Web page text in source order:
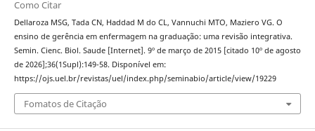
Como Citar
Dellaroza MSG, Tada CN, Haddad M do CL, Vannuchi MTO, Maziero VG. O
ensino de gerência em enfermagem na graduação: uma revisão integrativa.
Semin. Cienc. Biol. Saude [Internet]. 9º de março de 2015 [citado 10º de agosto
de 2026];36(1Supl):149-58. Disponível em:
https://ojs.uel.br/revistas/uel/index.php/seminabio/article/view/19229
Fomatos de Citação